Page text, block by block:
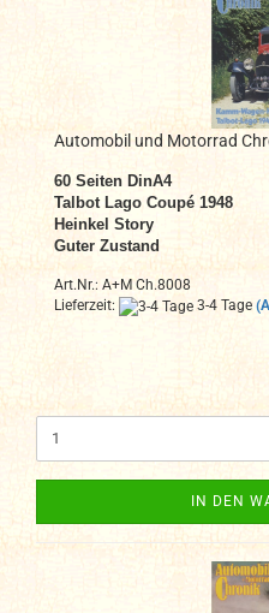
Automobil und Motorrad
60 Seiten DinA4
Talbot Lago Coupé 1948
Heinkel Story
Guter Zustand
Art.Nr.: A+M Ch.8008
Lieferzeit:
3-4 Tage
IN DEN